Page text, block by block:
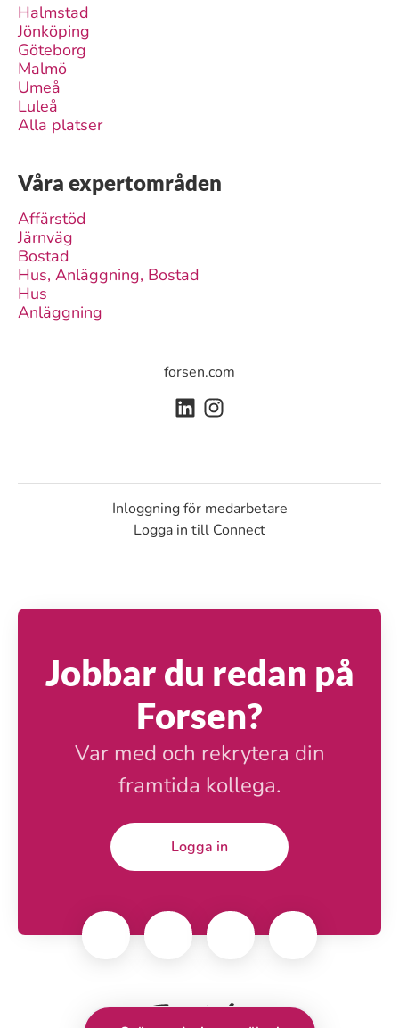
Halmstad
Jönköping
Göteborg
Malmö
Umeå
Luleå
Alla platser
Våra expertområden
Affärstöd
Järnväg
Bostad
Hus, Anläggning, Bostad
Hus
Anläggning
forsen.com
Inloggning för medarbetare
Logga in till Connect
Jobbar du redan på
Forsen?
Var med och rekrytera din
framtida kollega.
Logga in